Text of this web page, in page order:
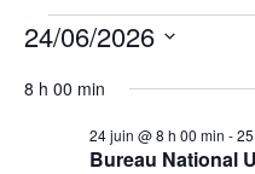
Évènements
for
24/06/2026
une
8 h 00 min
Bureau National
24 juin @ 8 h 00 min -